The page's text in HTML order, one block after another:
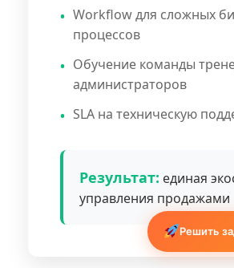
Workflow для сложных
процессов
Обучение команды
администраторов
SLA на техническую
Результат: единая
управления продажами
Решить